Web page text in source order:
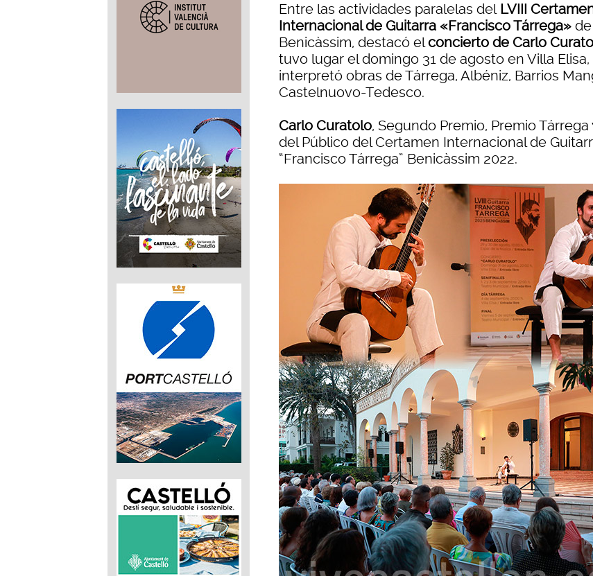
Entre las actividades paralelas delLVIII
Internacional de Guitarra «Francisco Tárrega» de
Benicàssim, destacó elconcierto de Carlo
tuvo lugar el domingo 31 de agosto en Villa
interpretó obras de Tárrega, Albéniz, Barrios
Castelnuovo-Tedesco.
Carlo Curatolo, Segundo Premio, Premio Tárrega
del Público del Certamen Internacional de
“Francisco Tárrega” Benicàssim 2022.